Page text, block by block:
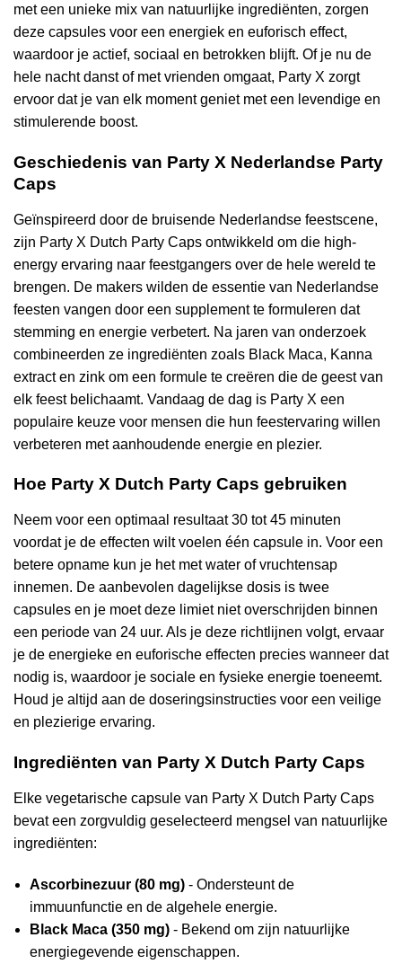
met een unieke mix van natuurlijke ingrediënten, zorgen
deze capsules voor een energiek en euforisch effect,
waardoor je actief, sociaal en betrokken blijft. Of je nu de
hele nacht danst of met vrienden omgaat, Party X zorgt
ervoor dat je van elk moment geniet met een levendige en
stimulerende boost.
Geschiedenis van Party X Nederlandse Party
Caps
Geïnspireerd door de bruisende Nederlandse feestscene,
zijn Party X Dutch Party Caps ontwikkeld om die high-
energy ervaring naar feestgangers over de hele wereld te
brengen. De makers wilden de essentie van Nederlandse
feesten vangen door een supplement te formuleren dat
stemming en energie verbetert. Na jaren van onderzoek
combineerden ze ingrediënten zoals Black Maca, Kanna
extract en zink om een formule te creëren die de geest van
elk feest belichaamt. Vandaag de dag is Party X een
populaire keuze voor mensen die hun feestervaring willen
verbeteren met aanhoudende energie en plezier.
Hoe Party X Dutch Party Caps gebruiken
Neem voor een optimaal resultaat 30 tot 45 minuten
voordat je de effecten wilt voelen één capsule in. Voor een
betere opname kun je het met water of vruchtensap
innemen. De aanbevolen dagelijkse dosis is twee
capsules en je moet deze limiet niet overschrijden binnen
een periode van 24 uur. Als je deze richtlijnen volgt, ervaar
je de energieke en euforische effecten precies wanneer dat
nodig is, waardoor je sociale en fysieke energie toeneemt.
Houd je altijd aan de doseringsinstructies voor een veilige
en plezierige ervaring.
Ingrediënten van Party X Dutch Party Caps
Elke vegetarische capsule van Party X Dutch Party Caps
bevat een zorgvuldig geselecteerd mengsel van natuurlijke
ingrediënten:
Ascorbinezuur (80 mg) - Ondersteunt de
immuunfunctie en de algehele energie.
Black Maca (350 mg) - Bekend om zijn natuurlijke
energiegevende eigenschappen.